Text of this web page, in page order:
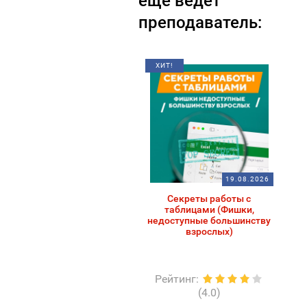
преподаватель:
ХИТ!
19.08.2026
Секреты работы с
таблицами (Фишки,
недоступные большинству
взрослых)
Рейтинг:
(4.0)